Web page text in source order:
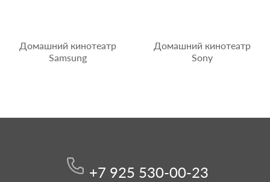
Домашний кинотеатр
Samsung
Домашний кинотеатр
Sony
+7 925 530-00-23